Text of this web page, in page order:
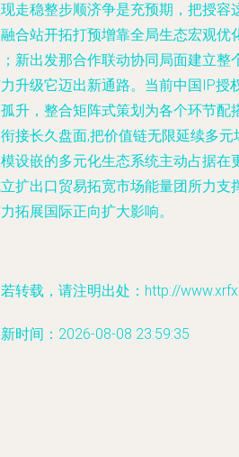
走稳整步顺济争是充预期，把授容
合站开拓打预增靠全局生态宏观优
新出发那合作联动协同局面建立整
升级它迈出新通路。当前中国IP授
升，整合矩阵式策划为各个环节配
接长久盘面,把价值链无限延续多
设嵌的多元化生态系统主动占据在
扩出口贸易拓宽市场能量团所力支
拓展国际正向扩大影响。
转载，请注明出处：http://
时间：2026-08-08 23:59:35